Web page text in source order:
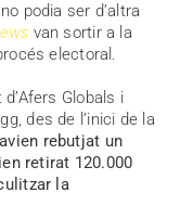
podia ser d’altra
van sortir a la
electoral.
Globals i
des de l’inici de la
rebutjat un
retirat 120.000
la